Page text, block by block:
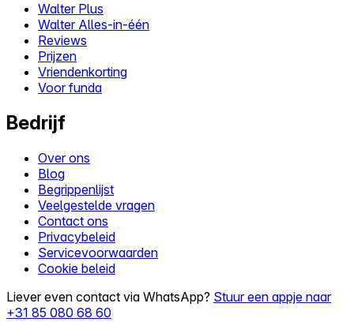
Walter Plus
Walter Alles-in-één
Reviews
Prijzen
Vriendenkorting
Voor funda
Bedrijf
Over ons
Blog
Begrippenlijst
Veelgestelde vragen
Contact ons
Privacybeleid
Servicevoorwaarden
Cookie beleid
Liever even contact via WhatsApp? Stuur een appje naar
+31 85 080 68 60